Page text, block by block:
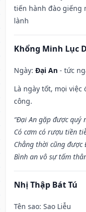
tiến hành đào giếng
lành
Khổng Minh Lục
Ngày: Đại An - tức
Là ngày tốt, mọi
công.
“Đại An gặp được quý
Có cơm có rượu tiền
Chẳng thời cũng được
Bình an vô sự tấm
Nhị Thập Bát Tú
Tên sao: Sao Liễu